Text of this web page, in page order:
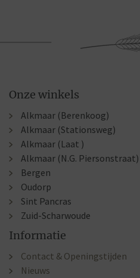
Onze winkels
Alkmaar (Berenkoog)
Alkmaar (Stationsweg)
Alkmaar (Laat )
Alkmaar (N.G. Piersonstraat)
Bergen
Oudorp
Sint Pancras
Zuid-Scharwoude
Informatie
Contact & Openingstijden
Nieuws